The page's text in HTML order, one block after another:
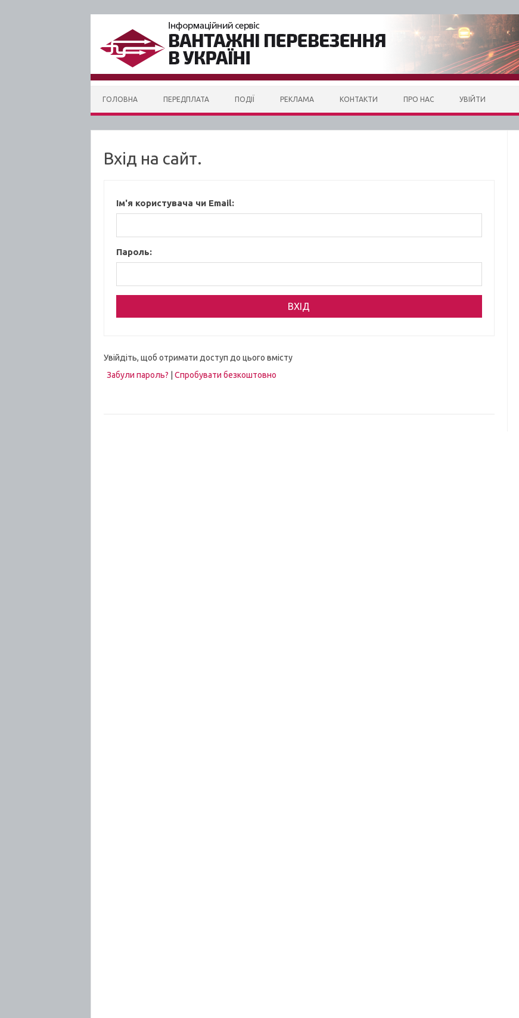
ГОЛОВНА ПЕРЕДПЛАТА ПОДІЇ РЕКЛАМА КОНТАКТИ ПРО НАС УВІЙТИ
Вхід на сайт.
Ім'я користувача чи Email:
Пароль:
Увійдіть, щоб отримати доступ до цього вмісту
Забули пароль?
Спробувати безкоштовно